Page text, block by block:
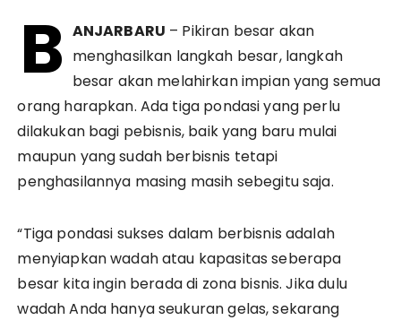
B ANJARBARU – Pikiran besar akan
menghasilkan langkah besar, langkah
besar akan melahirkan impian yang semua
orang harapkan. Ada tiga pondasi yang perlu
dilakukan bagi pebisnis, baik yang baru mulai
maupun yang sudah berbisnis tetapi
penghasilannya masing masih sebegitu saja.
“Tiga pondasi sukses dalam berbisnis adalah
menyiapkan wadah atau kapasitas seberapa
besar kita ingin berada di zona bisnis. Jika dulu
wadah Anda hanya seukuran gelas, sekarang